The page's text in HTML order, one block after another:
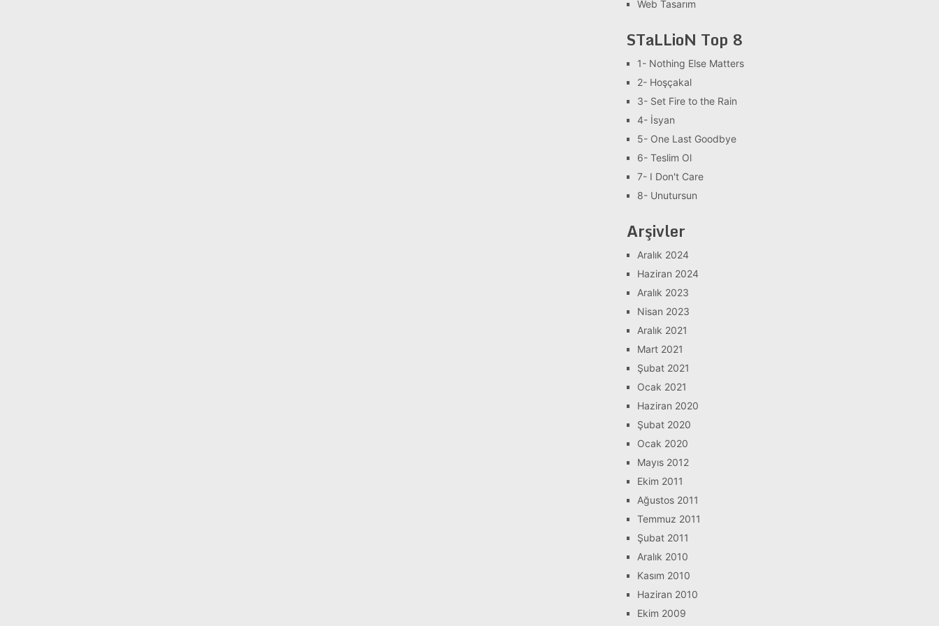
Web Tasarım
STaLLioN Top 8
1- Nothing Else Matters
2- Hoşçakal
3- Set Fire to the Rain
4- İsyan
5- One Last Goodbye
6- Teslim Ol
7- I Don't Care
8- Unutursun
Arşivler
Aralık 2024
Haziran 2024
Aralık 2023
Nisan 2023
Aralık 2021
Mart 2021
Şubat 2021
Ocak 2021
Haziran 2020
Şubat 2020
Ocak 2020
Mayıs 2012
Ekim 2011
Ağustos 2011
Temmuz 2011
Şubat 2011
Aralık 2010
Kasım 2010
Haziran 2010
Ekim 2009